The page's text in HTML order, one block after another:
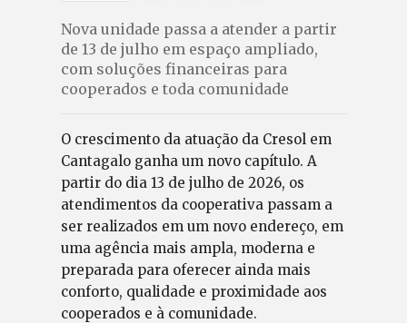
Nova unidade passa a atender a partir
de 13 de julho em espaço ampliado,
com soluções financeiras para
cooperados e toda comunidade
O crescimento da atuação da Cresol em
Cantagalo ganha um novo capítulo. A
partir do dia 13 de julho de 2026, os
atendimentos da cooperativa passam a
ser realizados em um novo endereço, em
uma agência mais ampla, moderna e
preparada para oferecer ainda mais
conforto, qualidade e proximidade aos
cooperados e à comunidade.